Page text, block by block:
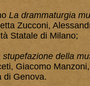
La drammaturgia
Zucconi,
Statale di Milano;
stupefazione della
Giacomo
di Genova.